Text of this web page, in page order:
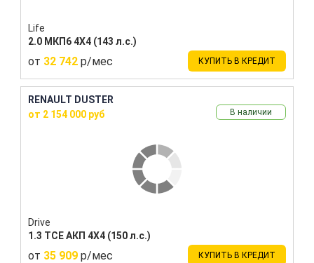
Life
2.0 МКП6 4Х4 (143 л.с.)
от 32 742 р/мес КУПИТЬ В КРЕДИТ
RENAULT DUSTER
от 2 154 000 руб
В наличии
Drive
1.3 TCE АКП 4Х4 (150 л.с.)
от 35 909 р/мес КУПИТЬ В КРЕДИТ